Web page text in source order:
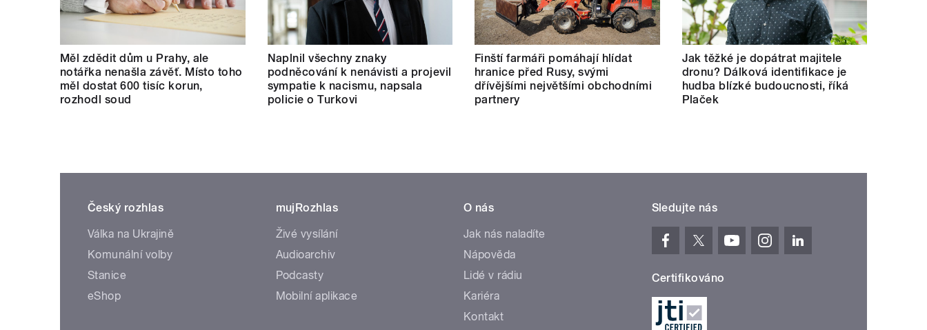
Měl zdědit dům u Prahy, ale
notářka nenašla závěť. Místo toho
měl dostat 600 tisíc korun,
rozhodl soud
Naplnil všechny znaky
podněcování k nenávisti a projevil
sympatie k nacismu, napsala
policie o Turkovi
Finští farmáři pomáhají hlídat
hranice před Rusy, svými
dřívějšími největšími obchodními
partnery
Jak těžké je dopátrat majitele
dronu? Dálková identifikace je
hudba blízké budoucnosti, říká
Plaček
Český rozhlas
Válka na Ukrajině
Komunální volby
Stanice
eShop
mujRozhlas
Živé vysílání
Audioarchiv
Podcasty
Mobilní aplikace
O nás
Jak nás naladíte
Nápověda
Lidé v rádiu
Kariéra
Kontakt
Sledujte nás
Certifikováno